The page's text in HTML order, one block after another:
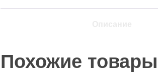
Похожие товары